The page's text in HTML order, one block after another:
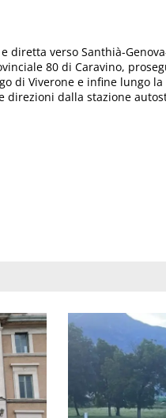
diretta verso Santhià-
80 di Caravino,
di Viverone e infine lungo
dalla stazione